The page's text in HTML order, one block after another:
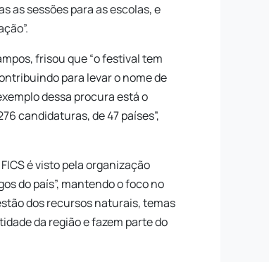
as sessões para as escolas, e
frisou que “o festival tem
para levar o nome de
dessa procura está o
candidaturas, de 47 países”,
é visto pela organização
do país”, mantendo o foco no
dos recursos naturais, temas
da região e fazem parte do